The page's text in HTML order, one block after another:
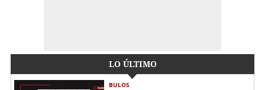
LO ÚLTIMO
BULOS